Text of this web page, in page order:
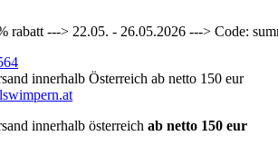
rabatt ---> 22.05. - 26.05.2026 ---> Code:
innerhalb Österreich ab netto 150 eur
innerhalb österreich ab netto 150 eur